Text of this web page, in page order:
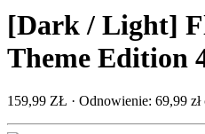
[Dark / Light]
Theme Edition
159,99 ZŁ · Odnowienie: 69,99